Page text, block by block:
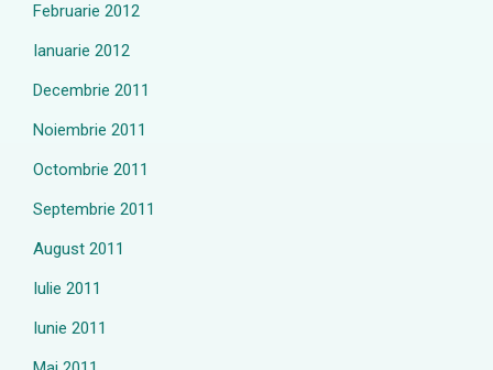
Februarie 2012
Ianuarie 2012
Decembrie 2011
Noiembrie 2011
Octombrie 2011
Septembrie 2011
August 2011
Iulie 2011
Iunie 2011